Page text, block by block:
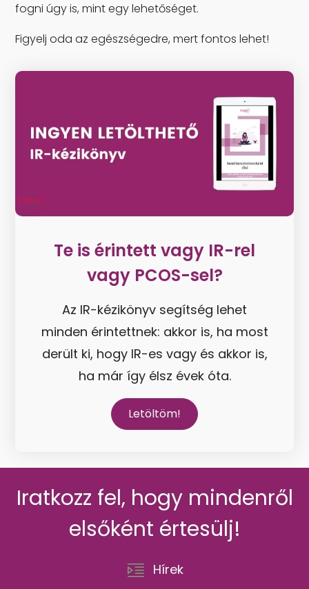
fogni úgy is, mint egy lehetőséget.
Figyelj oda az egészségedre, mert fontos lehet!
Te is érintett vagy IR-rel
vagy PCOS-sel?
Az IR-kézikönyv segítség lehet
minden érintettnek: akkor is, ha most
derült ki, hogy IR-es vagy és akkor is,
ha már így élsz évek óta.
Letöltöm!
Iratkozz fel, hogy mindenről
elsőként értesülj!
Hírek